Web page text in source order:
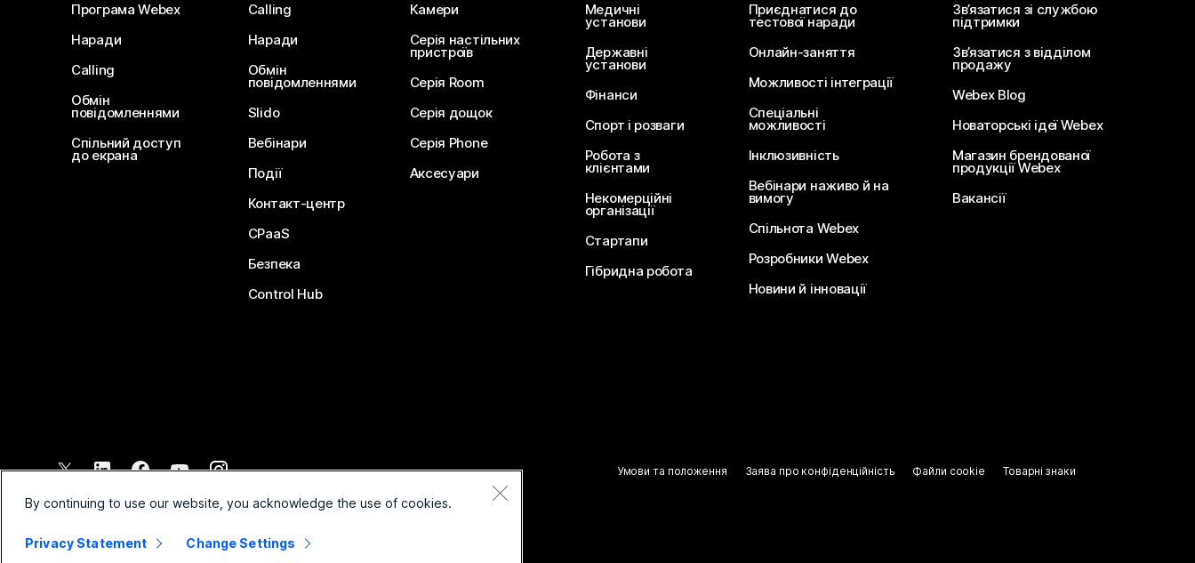
Програма Webex
Наради
Calling
Обмін
повідомленнями
Спільний доступ
до екрана
Calling
Наради
Обмін
повідомленнями
Slido
Вебінари
Події
Контакт-центр
CPaaS
Безпека
Control Hub
Камери
Серія настільних
пристроїв
Серія Room
Серія дощок
Серія Phone
Аксесуари
Медичні
установи
Державні
установи
Фінанси
Спорт і розваги
Робота з
клієнтами
Некомерційні
організації
Стартапи
Гібридна робота
Приєднатися до
тестової наради
Онлайн-заняття
Можливості інтеграції
Спеціальні
можливості
Інклюзивність
Вебінари наживо й на
вимогу
Спільнота Webex
Розробники Webex
Новини й інновації
Зв’язатися зі службою
підтримки
Зв’язатися з відділом
продажу
Webex Blog
Новаторські ідеї Webex
Магазин брендованої
продукції Webex
Вакансії
2026 Cisco і (або) афілійовані компанії. Усі права захищено.
Умови та положення Заява про конфіденційність Файли cookie Товарні знаки
By continuing to use our website, you acknowledge the use of cookies.
Privacy Statement Change Settings